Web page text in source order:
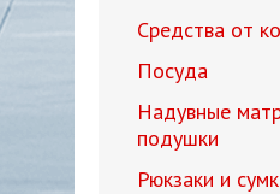
Средства от
Посуда
Надувные
подушки
Рюкзаки и